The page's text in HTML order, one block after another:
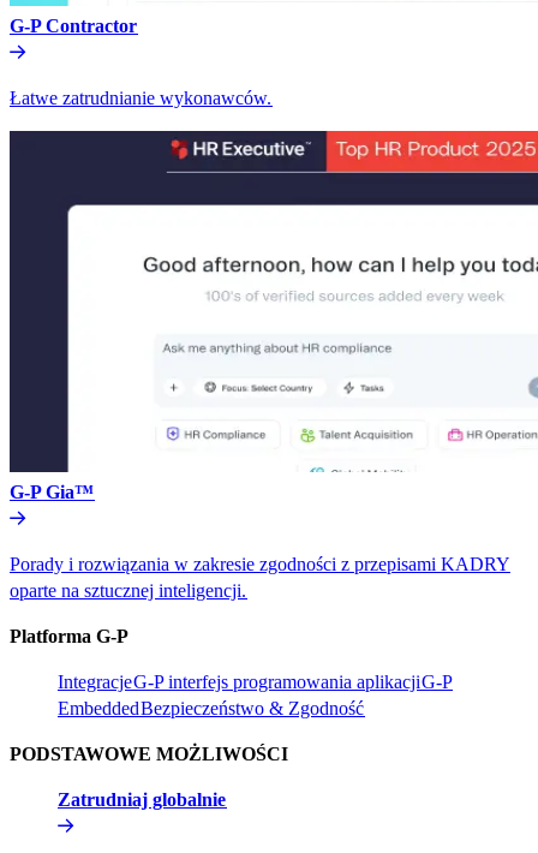
G-P Contractor​​
Łatwe zatrudnianie wykonawców.​​
G-P Gia™​​
Porady i rozwiązania w zakresie zgodności z przepisami KADRY
oparte na sztucznej inteligencji.​​
Platforma G-P​​
Integracje​​G-P interfejs programowania aplikacji​​G-P
Embedded​​Bezpieczeństwo & Zgodność​​
PODSTAWOWE MOŻLIWOŚCI​​
Zatrudniaj globalnie​​